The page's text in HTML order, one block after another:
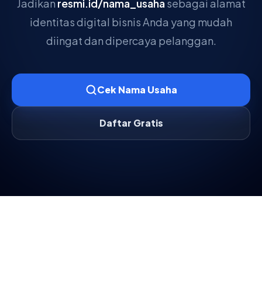
Jadikan resmi.id/nama_usahasebagai alamat
identitas digital bisnis Anda yang mudah
diingat dan dipercaya pelanggan.
Cek Nama Usaha
Daftar Gratis